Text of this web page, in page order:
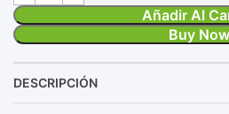
Añadir Al
Buy Now
DESCRIPCIÓN